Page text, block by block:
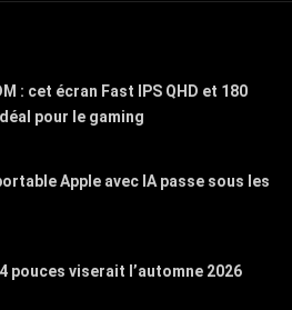
: cet écran Fast IPS QHD et 180
pour le gaming
Apple avec IA passe sous les
pouces viserait l’automne 2026